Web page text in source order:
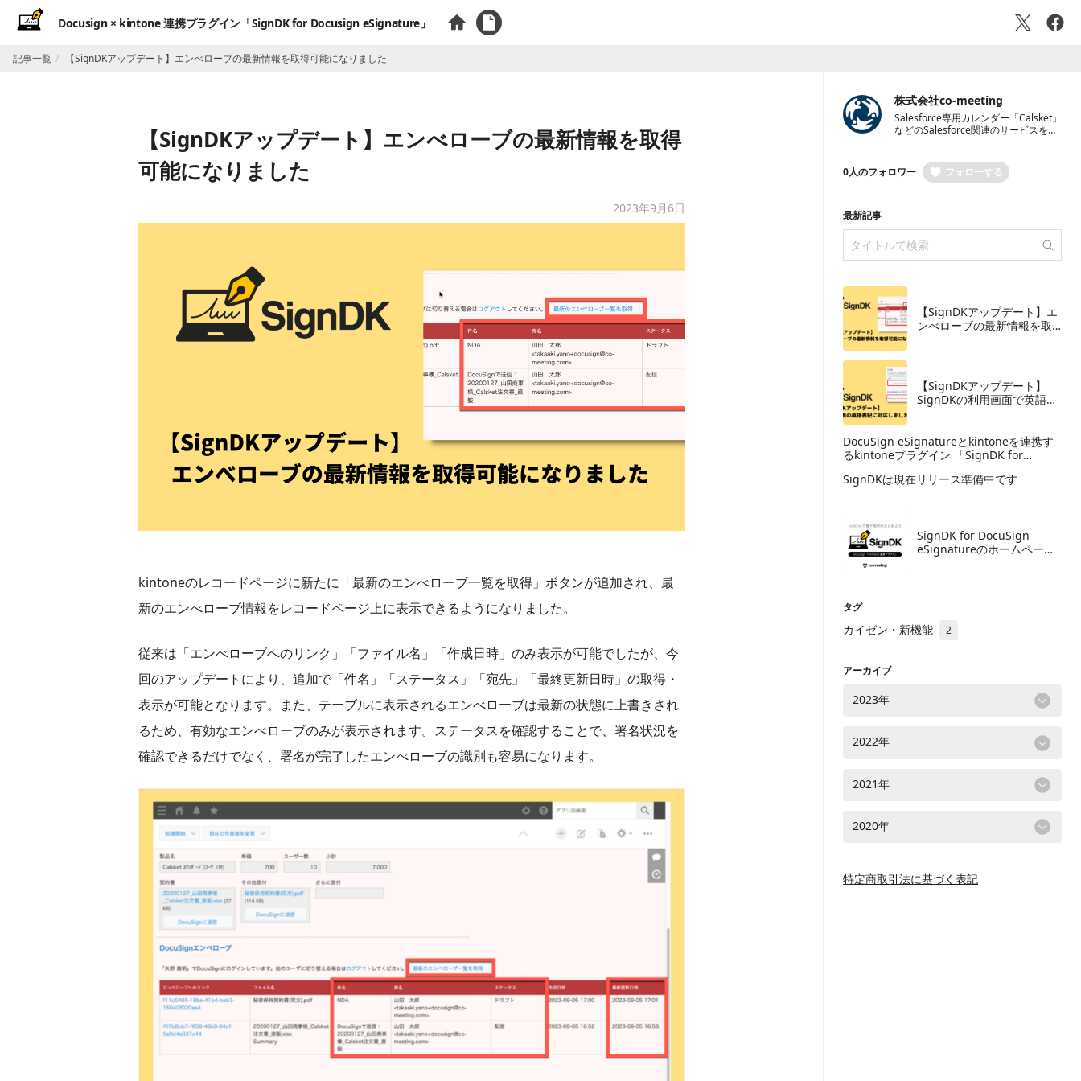
Docusign × kintone 連携プラグイン「SignDK for Docusign eSignature」
記事一覧 【SignDKアップデート】エンべローブの最新情報を取得可能になりました
【SignDKアップデート】エンべローブの最新情報を取得
可能になりました
2023年9月6日
kintoneのレコードページに新たに「最新のエンべローブ一覧を取得」ボタンが追加され、最
新のエンべローブ情報をレコードページ上に表示できるようになりました。
従来は「エンべローブへのリンク」「ファイル名」「作成日時」のみ表示が可能でしたが、今
回のアップデートにより、追加で「件名」「ステータス」「宛先」「最終更新日時」の取得・
表示が可能となります。また、テーブルに表示されるエンべローブは最新の状態に上書きされ
るため、有効なエンべローブのみが表示されます。ステータスを確認することで、署名状況を
確認できるだけでなく、署名が完了したエンべローブの識別も容易になります。
株式会社co-meeting
Salesforce専用カレンダー「Calsket」
などのSalesforce関連のサービスを開
発などのSalesforceに関連する開発を
ご支援をする「顧問Salesforceプログ
も提供を始めています。
0人のフォロワー フォローする
最新記事
【SignDKアップデート】エ
ンべローブの最新情報を取
【SignDKアップデート】
SignDKの利用画面で英語表
DocuSign eSignatureとkintoneを連携す
るkintoneプラグイン 「​SignDK for
​SignDKは現在リリース準備中です
​SignDK for DocuSign
eSignatureのホームページ
タグ
カイゼン・新機能 2
アーカイブ
2023年
2022年
2021年
2020年
特定商取引法に基づく表記